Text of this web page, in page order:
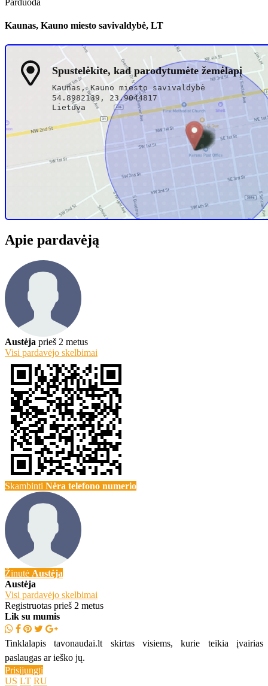
Parduoda
Kaunas, Kauno miesto savivaldybė, LT
Spustelėkite, kad parodytumėte žemėlapį
Kaunas, Kauno miesto savivaldybė
54.8982139, 23.9044817
Lietuva
Rekomenduoti draugui Spausdinti sąrašą
0 komentarai ID #283
Apie pardavėją
Austėja prieš 2 metus
Visi pardavėjo skelbimai
Skambinti Nėra telefono numerio
Žinutė Austėja
Austėja
Visi pardavėjo skelbimai
Registruotas prieš 2 metus
Lik su mumis
Tinklalapis tavonaudai.lt skirtas visiems, kurie teikia įvairias
paslaugas ar ieško jų.
Prisijungti
US LT RU